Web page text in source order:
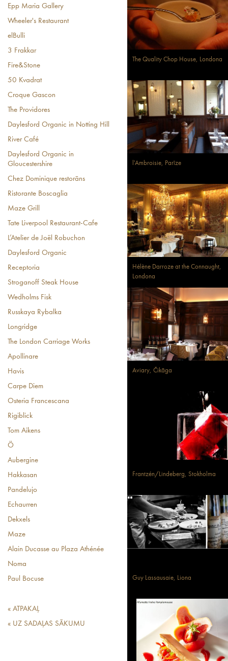
Epp Maria Gallery
Wheeler's Restaurant
elBulli
3 Frakkar
Fire&Stone
50 Kvadrat
Croque Gascon
The Providores
Daylesford Organic in Notting Hill
River Café
Daylesford Organic in
Gloucestershire
Chez Dominique restorāns
Ristorante Boscaglia
Maze Grill
Tate Liverpool Restaurant-Cafe
L’Atelier de Joël Robuchon
Daylesford Organic
Receptoria
Stroganoff Steak House
Wedholms Fisk
Russkaya Rybalka
Longridge
The London Carriage Works
Apollinare
Havis
Carpe Diem
Osteria Francescana
Rigiblick
Tom Aikens
Ö
Aubergine
Hakkasan
Pandelujo
Echaurren
Dekxels
Maze
Alain Ducasse au Plaza Athénée
Noma
Paul Bocuse
« ATPAKAĻ
« UZ SADAĻAS SĀKUMU
The Quality Chop House, Londona
l'Ambroisie, Parīze
Hélène Darroze at the Connaught,
Londona
Aviary, Čikāga
Frantzén/Lindeberg, Stokholma
Guy Lassausaie, Liona